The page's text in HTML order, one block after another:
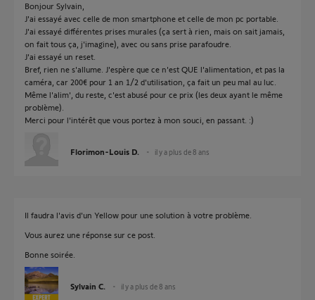
Bonjour Sylvain,
J'ai essayé avec celle de mon smartphone et celle de mon pc portable.
J'ai essayé différentes prises murales (ça sert à rien, mais on sait jamais,
on fait tous ça, j'imagine), avec ou sans prise parafoudre.
J'ai essayé un reset.
Bref, rien ne s'allume. J'espère que ce n'est QUE l'alimentation, et pas la
caméra, car 200€ pour 1 an 1/2 d'utilisation, ça fait un peu mal au luc.
Même l'alim', du reste, c'est abusé pour ce prix (les deux ayant le même
problème).
Merci pour l'intérêt que vous portez à mon souci, en passant. :)
Florimon-Louis D. il y a plus de 8 ans
Il faudra l'avis d'un Yellow pour une solution à votre problème.
Vous aurez une réponse sur ce post.
Bonne soirée.
Sylvain C. il y a plus de 8 ans